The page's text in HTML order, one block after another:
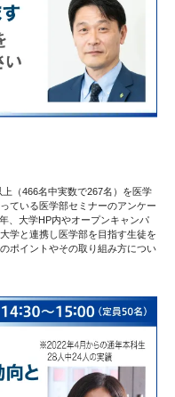
（466名中実数で267名）を医学
ている医学部セミナーのアンケー
、大学HP内やオープンキャンパ
学と連携し医学部を目指す生徒を
ポイントやその取り組み方につい